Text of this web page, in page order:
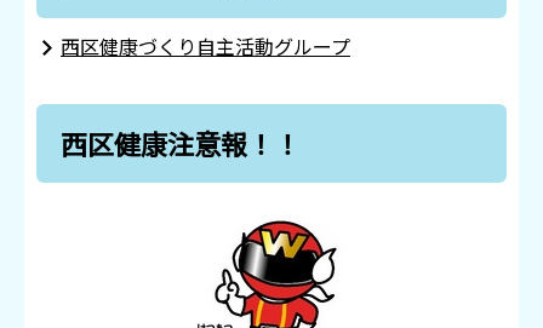
西区健康づくり自主活動グループ
西区健康注意報！！